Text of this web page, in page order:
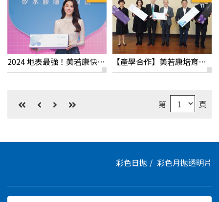
2024 地表最強！美若康快閃活動花絮分享 【產學合作】美若康培育矽水膠隱眼人才
第 頁
彩色日拋 彩色月拋透明片